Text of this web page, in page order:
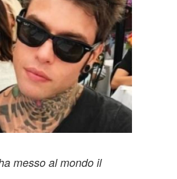
messo al mondo il